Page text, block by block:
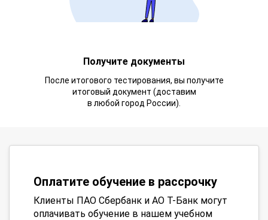
Получите документы
После итогового тестирования, вы получите
итоговый документ (доставим
в любой город России).
Оплатите обучение в рассрочку
Клиенты ПАО Сбербанк и АО Т-Банк могут
оплачивать обучение в нашем учебном